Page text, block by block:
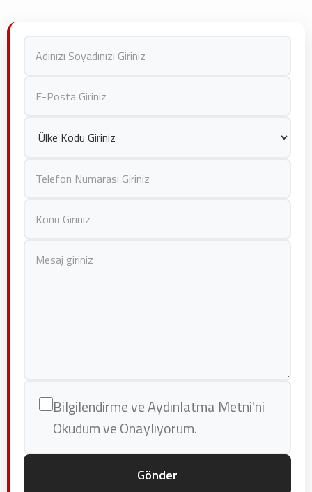
Bilgilendirme ve Aydınlatma Metni'ni
Okudum ve Onaylıyorum.